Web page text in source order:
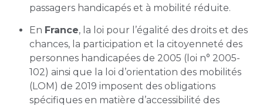
passagers handicapés et à mobilité réduite.
En France, la loi pour l’égalité des droits et des
chances, la participation et la citoyenneté des
personnes handicapées de 2005 (loi n° 2005-
102) ainsi que la loi d’orientation des mobilités
(LOM) de 2019 imposent des obligations
spécifiques en matière d’accessibilité des